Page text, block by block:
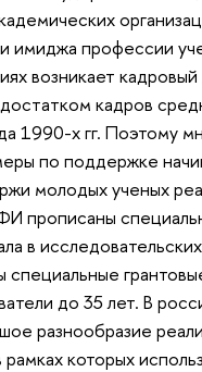
имиджа профессии
возникает
кадров
1990-х гг. Поэтому
по поддержке
молодых ученых
прописаны
в
специальные
до 35 лет. В
разнообразие
которых